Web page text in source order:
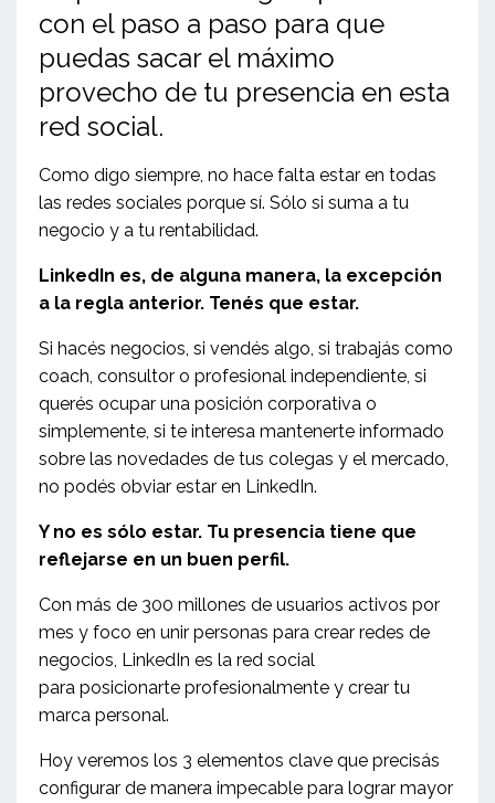
con el paso a paso para que
puedas sacar el máximo
provecho de tu presencia en esta
red social.
Como digo siempre, no hace falta estar en todas
las redes sociales porque sí. Sólo si suma a tu
negocio y a tu rentabilidad.
LinkedIn es, de alguna manera, la excepción
a la regla anterior. Tenés que estar.
Si hacés negocios, si vendés algo, si trabajás como
coach, consultor o profesional independiente, si
querés ocupar una posición corporativa o
simplemente, si te interesa mantenerte informado
sobre las novedades de tus colegas y el mercado,
no podés obviar estar en LinkedIn.
Y no es sólo estar. Tu presencia tiene que
reflejarse en un buen perfil.
Con más de 300 millones de usuarios activos por
mes y foco en unir personas para crear redes de
negocios, LinkedIn es la red social
para posicionarte profesionalmente y crear tu
marca personal.
Hoy veremos los 3 elementos clave que precisás
configurar de manera impecable para lograr mayor